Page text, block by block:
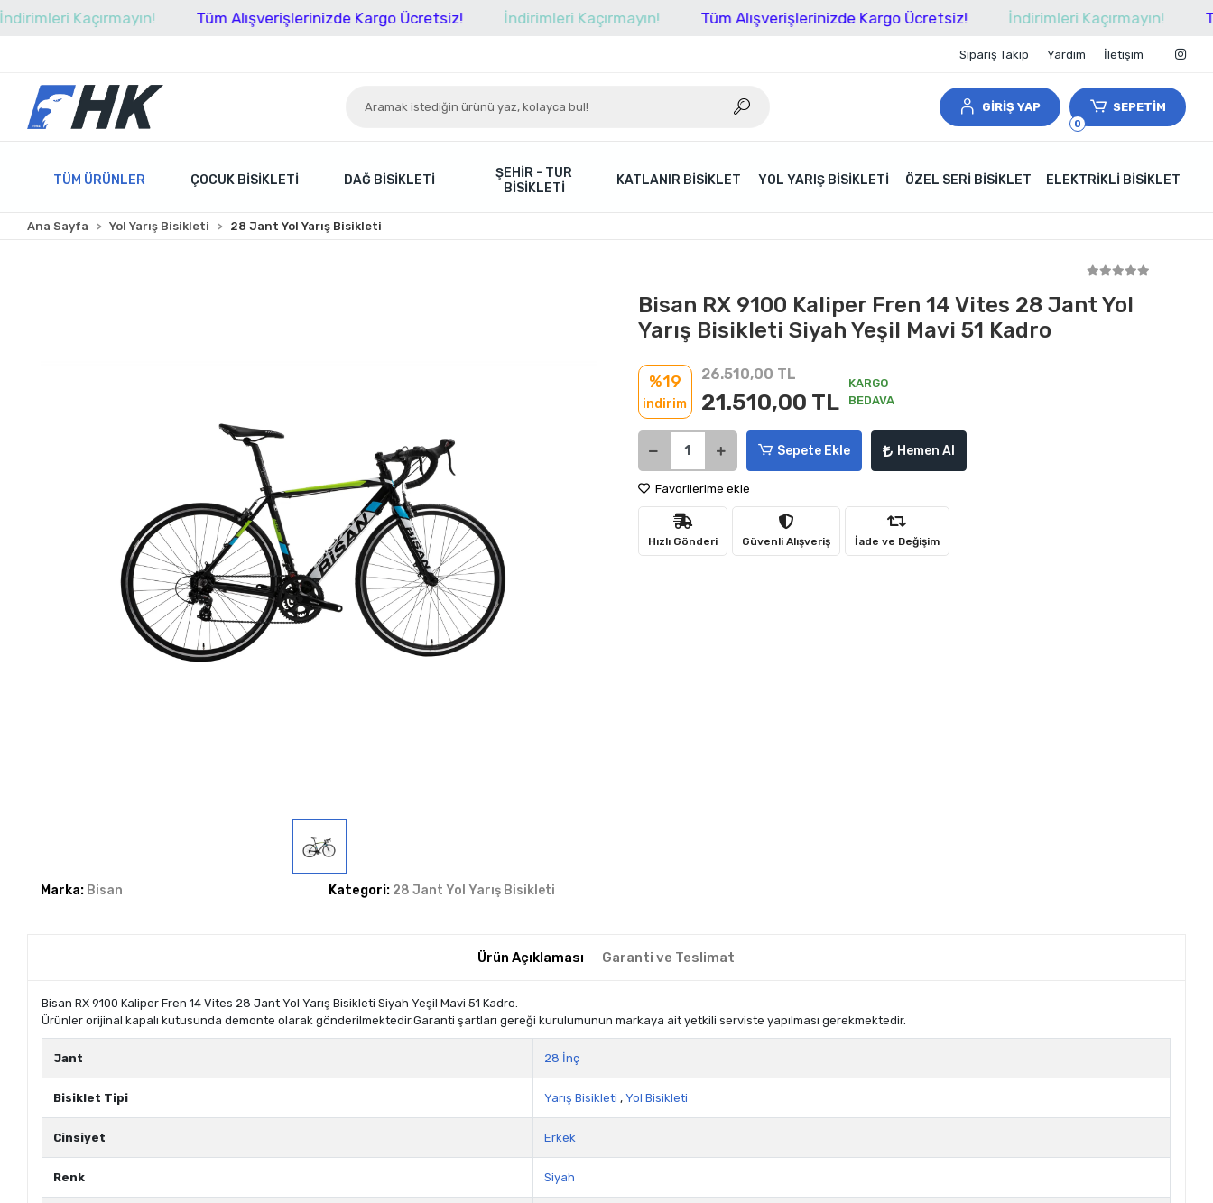
Kaçırmayın! Tüm Alışverişlerinizde Kargo Ücretsiz! İndirimleri Kaçırmayın! Tüm Alışverişlerinizde Kargo Ücretsiz! İndirimleri Kaçırmayın! Tüm
Sipariş Takip Yardım İletişim
GİRİŞ YAP
0
SEPETİM
TÜM ÜRÜNLER ÇOCUK BISIKLETI DAĞ BISIKLETI
ŞEHIR - TUR
BISIKLETI
KATLANIR BISIKLET YOL YARIŞ BISIKLETI ÖZEL SERI BISIKLET ELEKTRIKLI BISIKLET
Ana Sayfa Yol Yarış Bisikleti 28 Jant Yol Yarış Bisikleti
Marka: Bisan Kategori: 28 Jant Yol Yarış Bisikleti
Bisan RX 9100 Kaliper Fren 14 Vites 28 Jant Yol
Yarış Bisikleti Siyah Yeşil Mavi 51 Kadro
%19
indirim
26.510,00 TL
21.510,00 TL
KARGO
BEDAVA
Sepete Ekle Hemen Al
Favorilerime ekle
Hızlı Gönderi Güvenli Alışveriş İade ve Değişim
Ürün Açıklaması Garanti ve Teslimat
Bisan RX 9100 Kaliper Fren 14 Vites 28 Jant Yol Yarış Bisikleti Siyah Yeşil Mavi 51 Kadro.
Ürünler orijinal kapalı kutusunda demonte olarak gönderilmektedir.Garanti şartları gereği kurulumunun markaya ait yetkili serviste yapılması gerekmektedir.
Jant 28 İnç
Bisiklet Tipi Yarış Bisikleti ,Yol Bisikleti
Cinsiyet Erkek
Renk Siyah